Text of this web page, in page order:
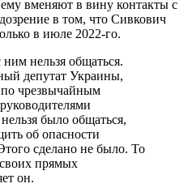
вменяют в вину контакты с
в том, что Сивкович
в июле 2022-го.
нельзя общаться.
депутат Украины,
чрезвычайным
было общаться,
об опасности
сделано не было. То
прямых
он.